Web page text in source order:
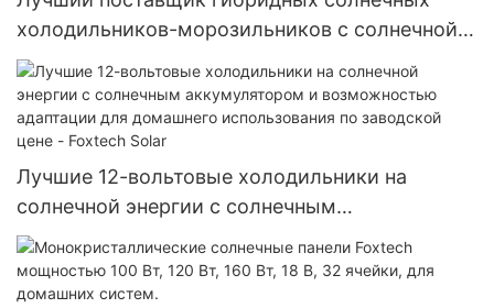
холодильников-морозильников с солнечной
батареей и питанием от солнечной энергии (12
В постоянного тока).
Лучшие 12-вольтовые холодильники на
солнечной энергии с солнечным
аккумулятором и возможностью адаптации
для домашнего использования по заводской
цене - Foxtech Solar